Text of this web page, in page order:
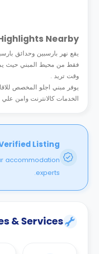
Nearby:
يقع نهر بارسبين وحدائق
فقط من محيط المبني حيث
وقت تريد .
يوفر مبني اجلو المخصص
الخدمات كالانترنت وامن
Listing
accommodation
experts.
& Services